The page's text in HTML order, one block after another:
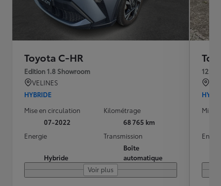
Toyota C-HR
Edition 1.8 Showroom
VELINES
HYBRIDE
Mise en circulation
07-2022
Kilométrage
68 765 km
Energie
Hybride
Transmission
Boîte
automatique
Voir plus
122h
Mise